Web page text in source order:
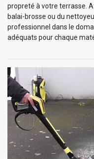
propreté à votre terrasse.
balai-brosse ou du
professionnel dans le
adéquats pour chaque